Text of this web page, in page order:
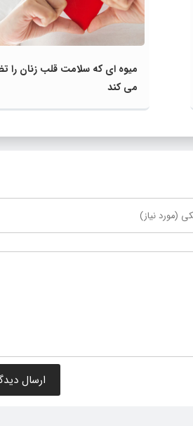
میوه‌ ای که سلامت قلب زنان را
می کند